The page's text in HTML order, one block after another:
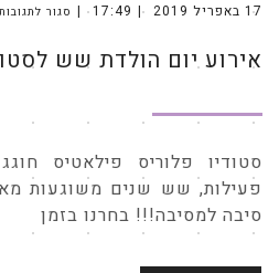
17 באפריל 2019 17:49 סגור לתגובות
אירוע יום הולדת שש
סטודיו פלוריס פילאטיס
פעילות, שש שנים משוגעות
סיבה למסיבה!!! בחרנו בזמן